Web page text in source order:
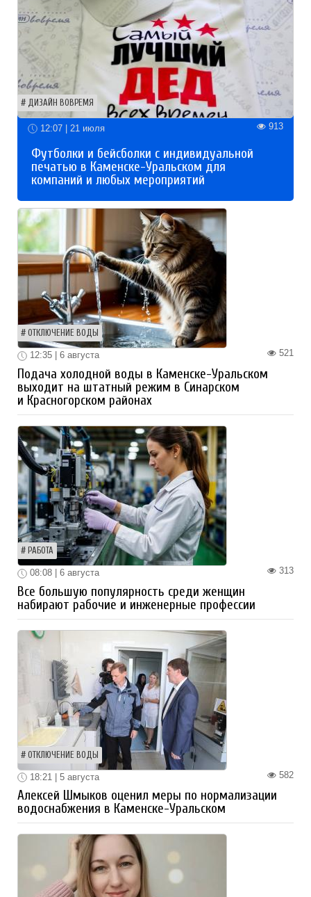
ДИЗАЙН ВОВРЕМЯ
12:07 | 21 июля 913
Футболки и бейсболки с индивидуальной
печатью в Каменске-Уральском для
компаний и любых мероприятий
ОТКЛЮЧЕНИЕ ВОДЫ
521
12:35 | 6 августа
Подача холодной воды в Каменске-Уральском
выходит на штатный режим в Синарском
и Красногорском районах
РАБОТА
313
08:08 | 6 августа
Все большую популярность среди женщин
набирают рабочие и инженерные профессии
ОТКЛЮЧЕНИЕ ВОДЫ
582
18:21 | 5 августа
Алексей Шмыков оценил меры по нормализации
водоснабжения в Каменске-Уральском